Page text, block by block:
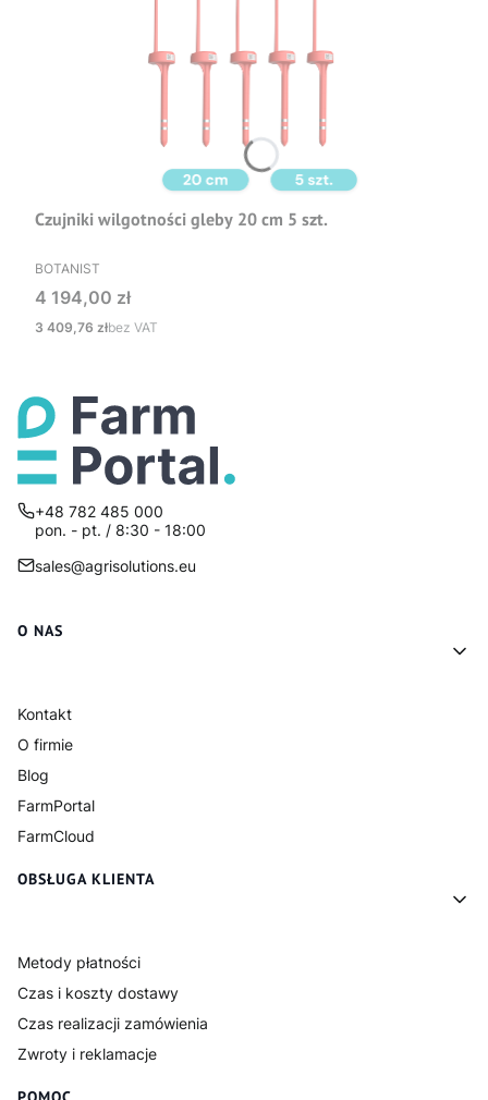
Czujniki wilgotności gleby 20 cm 5 szt.
PRODUCENT
BOTANIST
Cena
4 194,00 zł
Cena
3 409,76 złbez VAT
+48 782 485 000
pon. - pt. / 8:30 - 18:00
sales@agrisolutions.eu
Linki w stopce
O NAS
Kontakt
O firmie
Blog
FarmPortal
FarmCloud
OBSŁUGA KLIENTA
Metody płatności
Czas i koszty dostawy
Czas realizacji zamówienia
Zwroty i reklamacje